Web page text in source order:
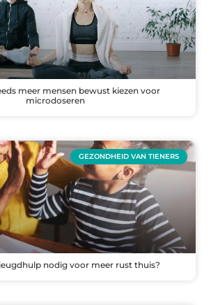
meer mensen bewust kiezen voor
microdoseren
GEZONDHEID VAN TIENERS
nodig voor meer rust thuis?